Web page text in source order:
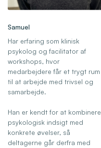
Samuel
Har erfaring som klinisk
psykolog og facilitator af
workshops, hvor
medarbejdere får et trygt rum
til at arbejde med trivsel og
samarbejde.
Han er kendt for at kombinere
psykologisk indsigt med
konkrete øvelser, så
deltagerne går derfra med